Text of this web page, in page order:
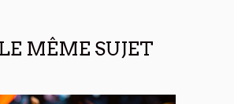
MÊME SUJET